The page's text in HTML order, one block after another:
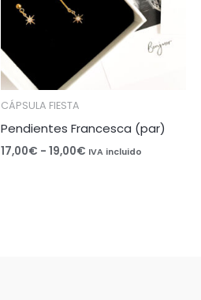
CÁPSULA FIESTA
Pendientes Francesca (par)
17,00€ - 19,00€ IVA incluido